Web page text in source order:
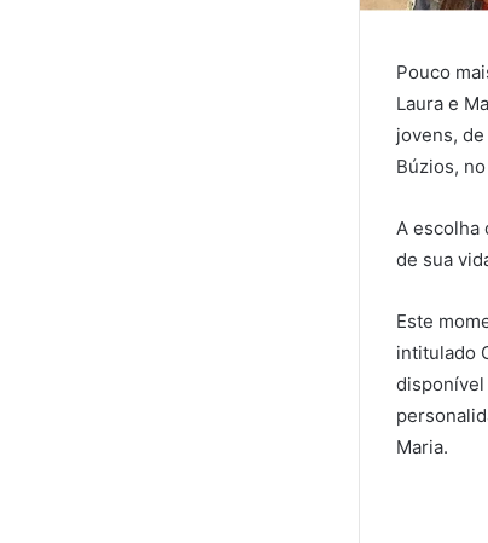
Pouco
Laura e
jovens,
Búzios,
A escolha
de sua
Este
intitulado
disponível
Maria.